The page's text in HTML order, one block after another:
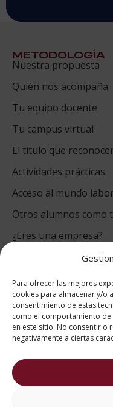
Para ofrecer las mejores
cookies para almacenar y/o
consentimiento de estas
como el comportamiento de
en este sitio. No consentir o
negativamente a ciertas
METODOLOGÍA
Nuestra propuesta
Quién nos acompaña
Tu equipo docente
Tu campus virtual
El título que
Actividades prácticas
Acceso al mundo
Otros alumnos como
¿Eres una empresa?
puntuación
9.4/10
basado en
Valoraciones
eKomi